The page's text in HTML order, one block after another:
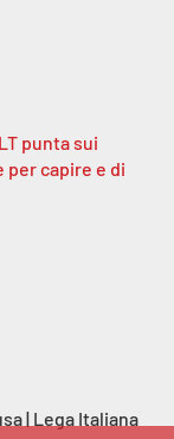
punta sui
per capire e di
| Lega Italiana